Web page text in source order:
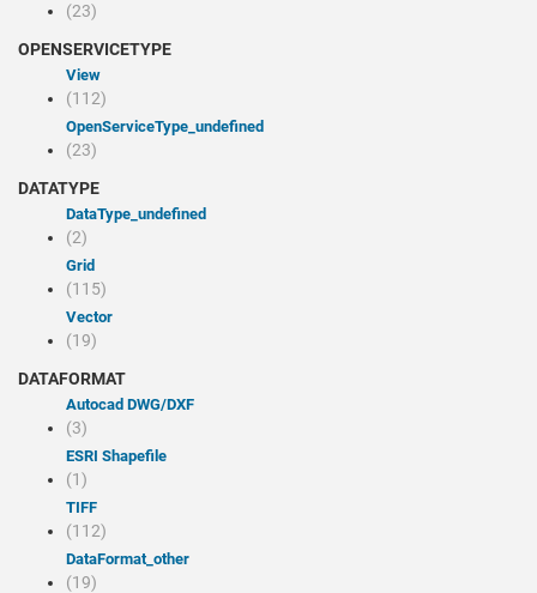
(23)
OPENSERVICETYPE
view
(112)
openServiceType_undefined
(23)
DATATYPE
dataType_undefined
(2)
Grid
(115)
Vector
(19)
DATAFORMAT
Autocad DWG/DXF
(3)
ESRI Shapefile
(1)
TIFF
(112)
dataFormat_other
(19)